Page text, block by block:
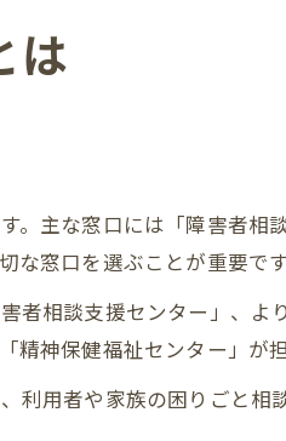
は
主な窓口には「障害者相
な窓口を選ぶことが重要です
相談支援センター」、
神保健福祉センター」が担
用者や家族の困りごと相